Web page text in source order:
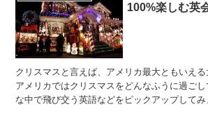
100%楽しむ英
クリスマスと言えば、アメリカ最大ともいえ
アメリカではクリスマスをどんなふうに過ご
な中で飛び交う英語などをピックアップしてみ